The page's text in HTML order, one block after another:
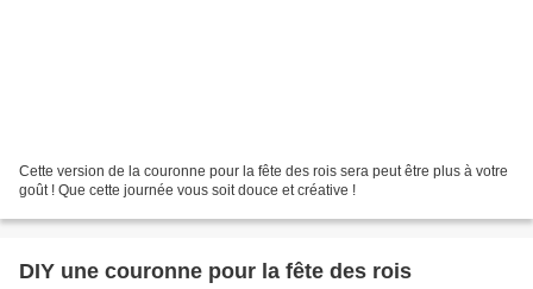
Cette version de la couronne pour la fête des rois sera peut être plus à votre
goût ! Que cette journée vous soit douce et créative !
DIY une couronne pour la fête des rois